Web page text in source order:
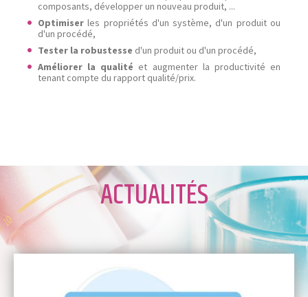
composants, développer un nouveau produit, ...
Optimiser les propriétés d'un système, d'un produit ou
d'un procédé,
Tester la robustesse d'un produit ou d'un procédé,
Améliorer la qualité et augmenter la productivité en
tenant compte du rapport qualité/prix.
ACTUALITÉS